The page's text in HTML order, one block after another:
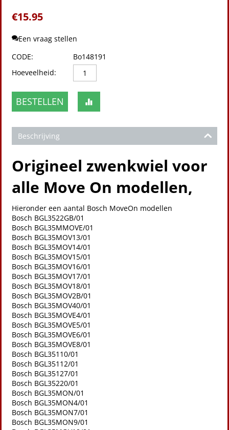
€15.95
Een vraag stellen
CODE:
Bo148191
Hoeveelheid:
BESTELLEN
Beschrijving
Origineel zwenkwiel voor
alle Move On modellen,
Hieronder een aantal Bosch MoveOn modellen
Bosch BGL3522GB/01
Bosch BGL35MMOVE/01
Bosch BGL35MOV13/01
Bosch BGL35MOV14/01
Bosch BGL35MOV15/01
Bosch BGL35MOV16/01
Bosch BGL35MOV17/01
Bosch BGL35MOV18/01
Bosch BGL35MOV2B/01
Bosch BGL35MOV40/01
Bosch BGL35MOVE4/01
Bosch BGL35MOVE5/01
Bosch BGL35MOVE6/01
Bosch BGL35MOVE8/01
Bosch BGL35110/01
Bosch BGL35112/01
Bosch BGL35127/01
Bosch BGL35220/01
Bosch BGL35MON/01
Bosch BGL35MON4/01
Bosch BGL35MON7/01
Bosch BGL35MON9/01